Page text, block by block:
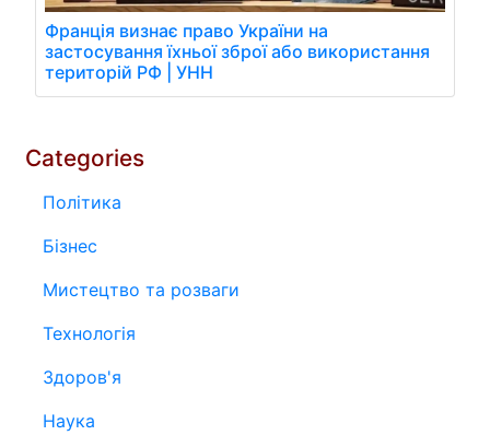
Франція визнає право України на
застосування їхньої зброї або використання
територій РФ | УНН
Categories
Політика
Бізнес
Мистецтво та розваги
Технологія
Здоров'я
Наука